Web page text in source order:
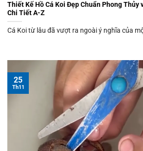
Thiết Kế Hồ Cá Koi Đẹp Chuẩn Phong Thủy
Chi Tiết A-Z
Cá Koi từ lâu đã vượt ra ngoài ý nghĩa của
25
Th11